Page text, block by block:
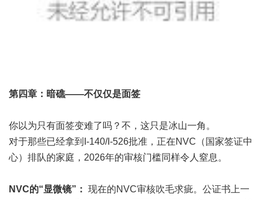
第四章：暗礁——不仅仅是面签
你以为只有面签变难了吗？不，这只是冰山一角。
对于那些已经拿到I-140/I-526批准，正在NVC（国家签证中
心）排队的家庭，2026年的审核门槛同样令人窒息。
NVC的“显微镜”： 现在的NVC审核吹毛求疵。公证书上一